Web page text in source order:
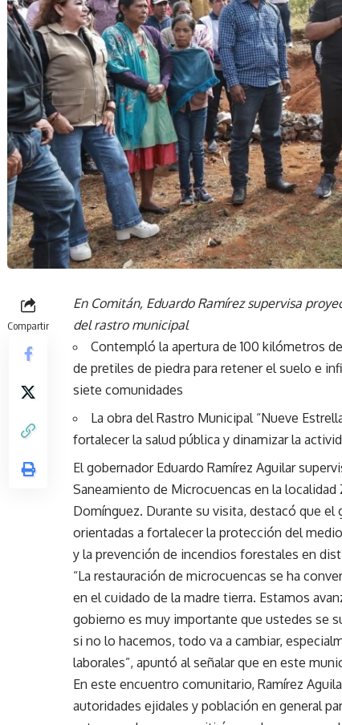
Compartir
En Comitán, Eduardo Ramírez supervisa
del rastro municipal
Contempló la apertura de 100 kilómetros
de pretiles de piedra para retener el suelo e
siete comunidades
La obra del Rastro Municipal “Nueve
fortalecer la salud pública y dinamizar la
El gobernador Eduardo Ramírez Aguilar
Saneamiento de Microcuencas en la
Domínguez. Durante su visita, destacó que el
orientadas a fortalecer la protección del
y la prevención de incendios forestales en
“La restauración de microcuencas se ha
en el cuidado de la madre tierra. Estamos
gobierno es muy importante que ustedes se
si no lo hacemos, todo va a cambiar,
laborales”, apuntó al señalar que en este
En este encuentro comunitario, Ramírez
autoridades ejidales y población en general